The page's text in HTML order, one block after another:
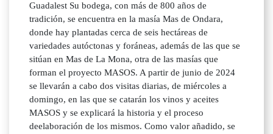
Guadalest Su bodega, con más de 800 años de
tradición, se encuentra en la masía Mas de Ondara,
donde hay plantadas cerca de seis hectáreas de
variedades autóctonas y foráneas, además de las que se
sitúan en Mas de La Mona, otra de las masías que
forman el proyecto MASOS. A partir de junio de 2024
se llevarán a cabo dos visitas diarias, de miércoles a
domingo, en las que se catarán los vinos y aceites
MASOS y se explicará la historia y el proceso
deelaboración de los mismos. Como valor añadido, se